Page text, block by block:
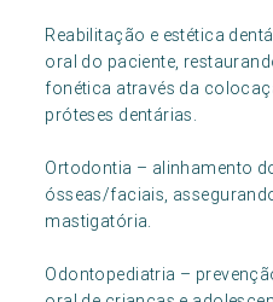
Reabilitação e estética
oral do paciente,
fonética através da
próteses dentárias.
Ortodontia – alinhamento
ósseas/faciais,
mastigatória.
Odontopediatria –